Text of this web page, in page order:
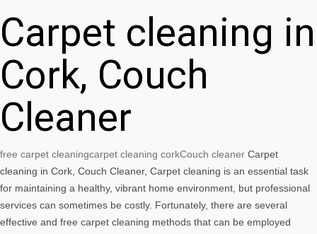
Carpet cleaning in
Cork, Couch
Cleaner
free carpet cleaningcarpet cleaning corkCouch cleaner Carpet
cleaning in Cork, Couch Cleaner, Carpet cleaning is an essential task
for maintaining a healthy, vibrant home environment, but professional
services can sometimes be costly. Fortunately, there are several
effective and free carpet cleaning methods that can be employed